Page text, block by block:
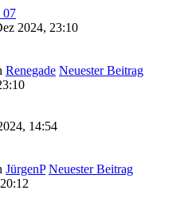
07
2024, 23:10
Renegade Neuester Beitrag
14:54
JürgenP Neuester Beitrag